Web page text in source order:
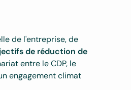
de l'entreprise, de
de réduction de
entre le CDP, le
engagement climat